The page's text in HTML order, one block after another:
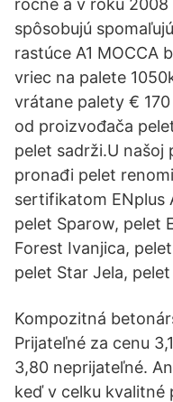
ročne a v roku
spôsobujú
rastúce A1 MOCCA
vriec na palete
vrátane palety €
od proizvođača
pelet sadrži.U našoj
pronađi pelet
sertifikatom ENplus
pelet Sparow, pelet
Forest Ivanjica,
pelet Star Jela,
Kompozitná
Prijateľné za cenu
3,80 neprijateľné.
keď v celku kvalitné